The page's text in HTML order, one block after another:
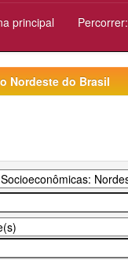
principal Percorrer:
Nordeste do Brasil